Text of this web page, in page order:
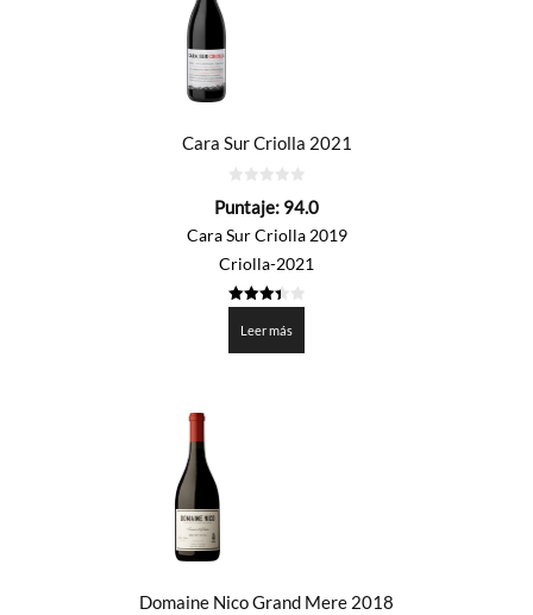
Cara Sur Criolla 2021
de
Puntaje: 94.0
Cara Sur Criolla 2019
Criolla-2021
de 5
Leer más
Domaine Nico Grand Mere 2018